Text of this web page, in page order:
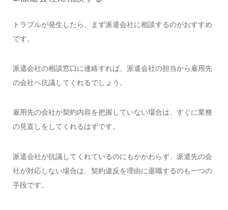
トラブルが発生したら、まず派遣会社に相談するのがおすすめ
です。
派遣会社の相談窓口に連絡すれば、派遣会社の担当から雇用先
の会社へ抗議してくれるでしょう。
雇用先の会社が契約内容を把握していない場合は、すぐに業務
の見直しをしてくれるはずです。
派遣会社が抗議してくれているのにもかかわらず、派遣先の会
社が対応しない場合は、契約違反を理由に退職するのも一つの
手段です。